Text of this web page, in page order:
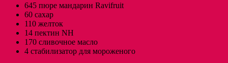
645 пюре мандарин Ravifruit
60 сахар
110 желток
14 пектин NH
170 сливочное масло
4 стабилизатор для мороженого